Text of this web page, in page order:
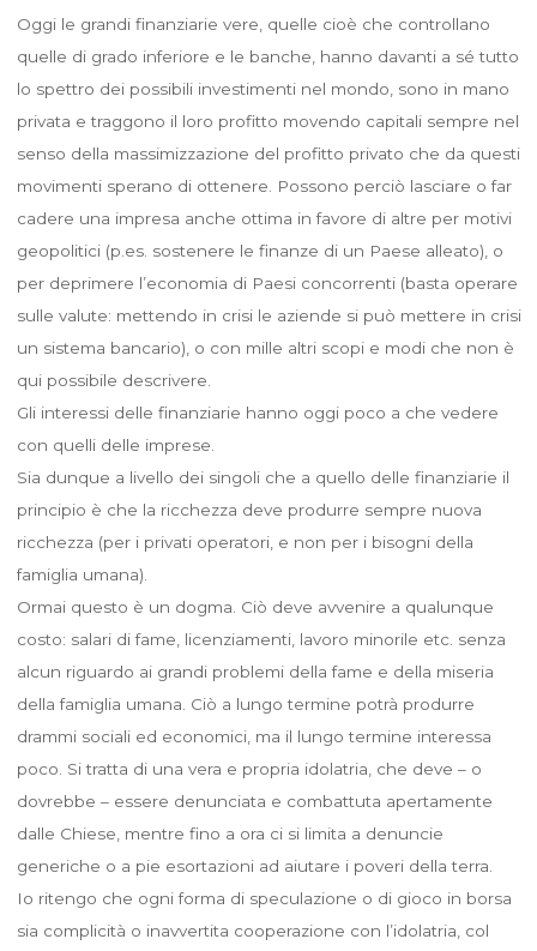
Oggi le grandi finanziarie vere, quelle cioè che controllano
quelle di grado inferiore e le banche, hanno davanti a sé tutto
lo spettro dei possibili investimenti nel mondo, sono in mano
privata e traggono il loro profitto movendo capitali sempre nel
senso della massimizzazione del profitto privato che da questi
movimenti sperano di ottenere. Possono perciò lasciare o far
cadere una impresa anche ottima in favore di altre per motivi
geopolitici (p.es. sostenere le finanze di un Paese alleato), o
per deprimere l’economia di Paesi concorrenti (basta operare
sulle valute: mettendo in crisi le aziende si può mettere in crisi
un sistema bancario), o con mille altri scopi e modi che non è
qui possibile descrivere.
Gli interessi delle finanziarie hanno oggi poco a che vedere
con quelli delle imprese.
Sia dunque a livello dei singoli che a quello delle finanziarie il
principio è che la ricchezza deve produrre sempre nuova
ricchezza (per i privati operatori, e non per i bisogni della
famiglia umana).
Ormai questo è un dogma. Ciò deve avvenire a qualunque
costo: salari di fame, licenziamenti, lavoro minorile etc. senza
alcun riguardo ai grandi problemi della fame e della miseria
della famiglia umana. Ciò a lungo termine potrà produrre
drammi sociali ed economici, ma il lungo termine interessa
poco. Si tratta di una vera e propria idolatria, che deve – o
dovrebbe – essere denunciata e combattuta apertamente
dalle Chiese, mentre fino a ora ci si limita a denuncie
generiche o a pie esortazioni ad aiutare i poveri della terra.
Io ritengo che ogni forma di speculazione o di gioco in borsa
sia complicità o inavvertita cooperazione con l’idolatria, col